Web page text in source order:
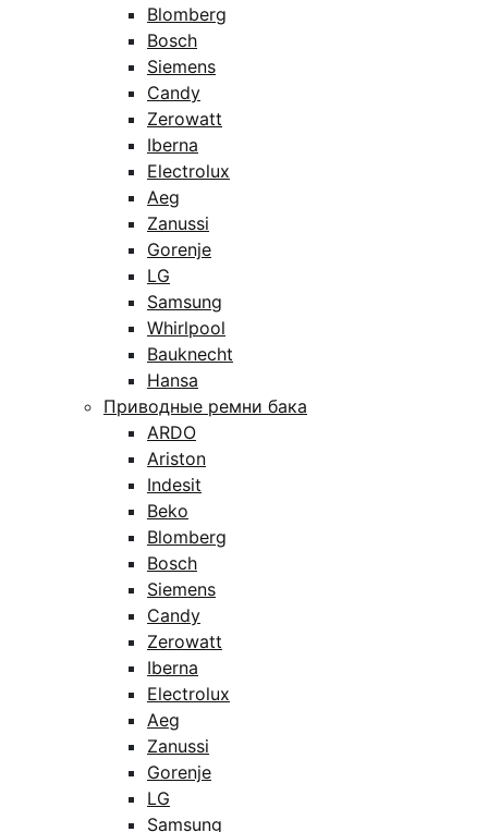
Blomberg
Bosch
Siemens
Candy
Zerowatt
Iberna
Electrolux
Aeg
Zanussi
Gorenje
LG
Samsung
Whirlpool
Bauknecht
Hansa
Приводные ремни бака
ARDO
Ariston
Indesit
Beko
Blomberg
Bosch
Siemens
Candy
Zerowatt
Iberna
Electrolux
Aeg
Zanussi
Gorenje
LG
Samsung